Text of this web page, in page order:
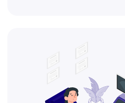
Безопасный и точный метод для
обследования внутренних органов.